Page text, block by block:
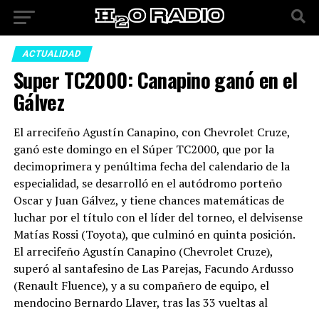
ACTUALIDAD
Super TC2000: Canapino ganó en el
Gálvez
El arrecifeño Agustín Canapino, con Chevrolet Cruze,
ganó este domingo en el Súper TC2000, que por la
decimoprimera y penúltima fecha del calendario de la
especialidad, se desarrolló en el autódromo porteño
Oscar y Juan Gálvez, y tiene chances matemáticas de
luchar por el título con el líder del torneo, el delvisense
Matías Rossi (Toyota), que culminó en quinta posición.
El arrecifeño Agustín Canapino (Chevrolet Cruze),
superó al santafesino de Las Parejas, Facundo Ardusso
(Renault Fluence), y a su compañero de equipo, el
mendocino Bernardo Llaver, tras las 33 vueltas al